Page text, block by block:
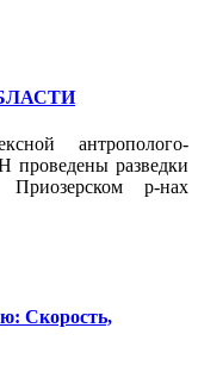
антрополого-
проведены разведки
р-нах
Скорость,